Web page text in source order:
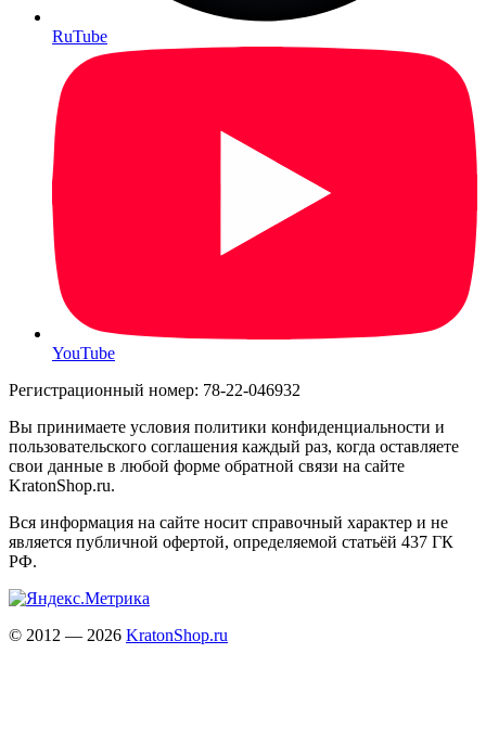
RuTube
YouTube
Регистрационный номер: 78-22-046932
Вы принимаете условия политики конфиденциальности и
пользовательского соглашения каждый раз, когда оставляете
свои данные в любой форме обратной связи на сайте
KratonShop.ru.
Вся информация на сайте носит справочный характер и не
является публичной офертой, определяемой статьёй 437 ГК
РФ.
© 2012 — 2026 KratonShop.ru